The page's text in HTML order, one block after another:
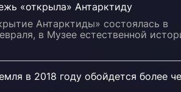
«открыла» Антарктиду
Антарктиды» состоялась в
в Музее естественной
в 2018 году обойдется более